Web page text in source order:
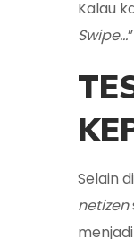
Kalau
Swipe…
Selain
netizen